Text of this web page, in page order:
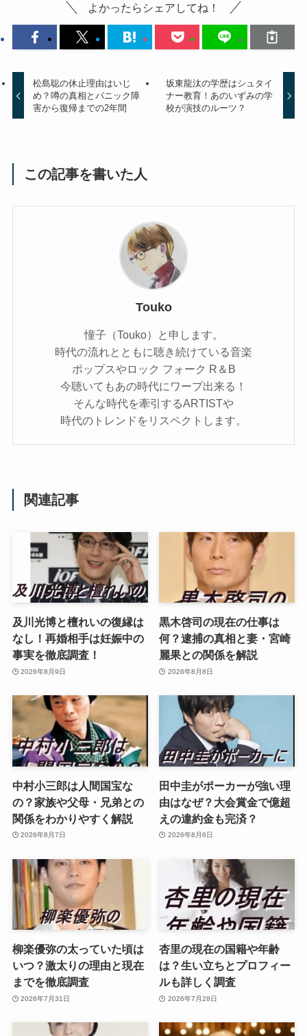
よかったらシェアしてね！
松島聡の休止理由はいじ
め？噂の真相とパニック障
害から復帰までの2年間
坂東龍汰の学歴はシュタイ
ナー教育！あのいずみの学
校が演技のルーツ？
この記事を書いた人
Touko
憧子（Touko）と申します。
時代の流れとともに聴き続けている音楽
ポップスやロック フォーク R＆B
今聴いてもあの時代にワープ出来る！
そんな時代を牽引するARTISTや
時代のトレンドをリスペクトします。
関連記事
及川光博と檀れいの復縁は
なし！再婚相手は妊娠中の
事実を徹底調査！
2026年8月9日
黒木啓司の現在の仕事は
何？逮捕の真相と妻・宮崎
麗果との関係を解説
2026年8月8日
中村小三郎は人間国宝な
の？家族や父母・兄弟との
関係をわかりやすく解説
2026年8月7日
田中圭がポーカーが強い理
由はなぜ？大会賞金で億超
えの違約金も完済？
2026年8月6日
柳楽優弥の太っていた頃は
いつ？激太りの理由と現在
までを徹底調査
2026年7月31日
杏里の現在の国籍や年齢
は？生い立ちとプロフィー
ルも詳しく調査
2026年7月28日